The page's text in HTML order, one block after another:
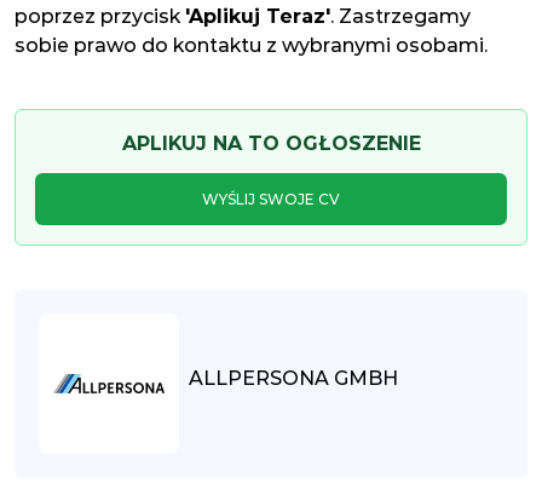
poprzez przycisk 'Aplikuj Teraz'. Zastrzegamy
sobie prawo do kontaktu z wybranymi osobami.
APLIKUJ NA TO OGŁOSZENIE
WYŚLIJ SWOJE CV
ALLPERSONA GMBH